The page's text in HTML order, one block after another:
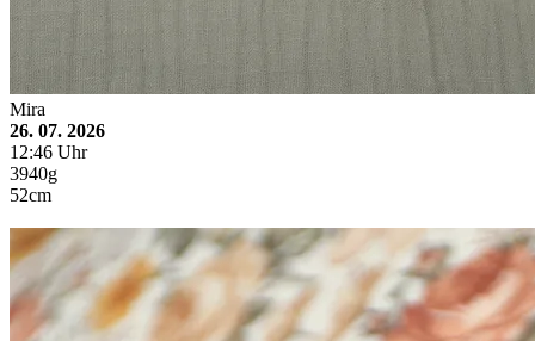
Mira
26. 07. 2026
12:46 Uhr
3940g
52cm